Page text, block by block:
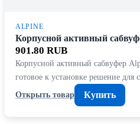
ALPINE
Корпусной активный
901.80 RUB
Корпусной активный сабвуфер
готовое к установке решение для
Открыть товар
Купить